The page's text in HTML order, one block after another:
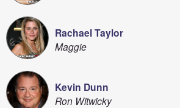
Rachael Taylor
Maggie
Kevin Dunn
Ron Witwicky